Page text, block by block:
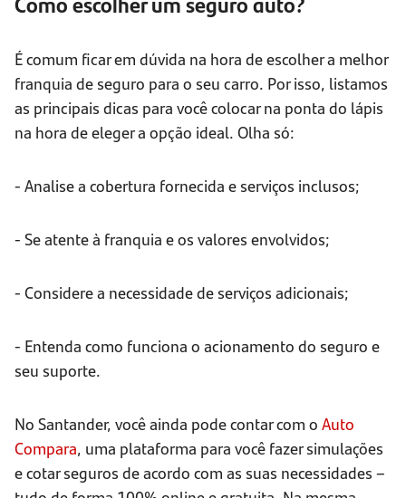
É comum ficar em dúvida na hora de escolher a melhor
franquia de seguro para o seu carro. Por isso, listamos
as principais dicas para você colocar na ponta do lápis
na hora de eleger a opção ideal. Olha só:
- Analise a cobertura fornecida e serviços inclusos;
- Se atente à franquia e os valores envolvidos;
- Considere a necessidade de serviços adicionais;
- Entenda como funciona o acionamento do seguro e
seu suporte.
No Santander, você ainda pode contar com o Auto
Compara, uma plataforma para você fazer simulações
e cotar seguros de acordo com as suas necessidades –